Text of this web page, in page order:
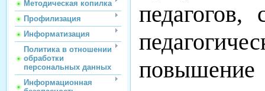
Методическая копилка
Профилизация
Информатизация
Политика в отношении
обработки
персональных данных
Информационная
педагогов,